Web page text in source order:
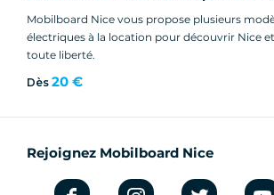
Mobilboard Nice vous propose plusieurs
électriques à la location pour découvrir Nice et
toute liberté.
Dès 20 €
Rejoignez Mobilboard Nice